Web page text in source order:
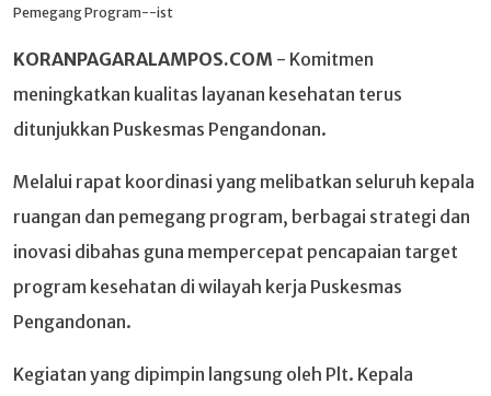
Pemegang Program--ist
KORANPAGARALAMPOS.COM - Komitmen
meningkatkan kualitas layanan kesehatan terus
ditunjukkan Puskesmas Pengandonan.
Melalui rapat koordinasi yang melibatkan seluruh kepala
ruangan dan pemegang program, berbagai strategi dan
inovasi dibahas guna mempercepat pencapaian target
program kesehatan di wilayah kerja Puskesmas
Pengandonan.
Kegiatan yang dipimpin langsung oleh Plt. Kepala